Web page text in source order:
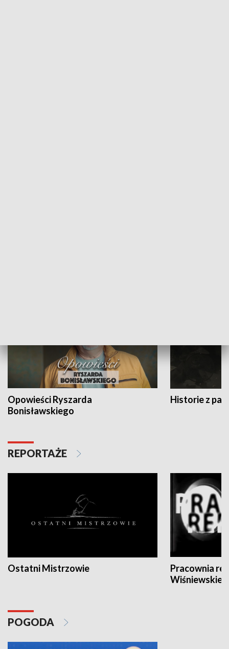
Opowieści Ryszarda
Bonisławskiego
Historie z
REPORTAŻE
Ostatni Mistrzowie
Pracownia
POGODA